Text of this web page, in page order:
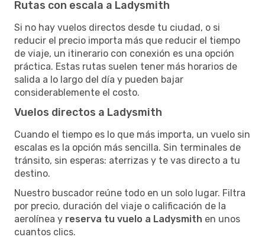
Rutas con escala a Ladysmith
Si no hay vuelos directos desde tu ciudad, o si
reducir el precio importa más que reducir el tiempo
de viaje, un itinerario con conexión es una opción
práctica. Estas rutas suelen tener más horarios de
salida a lo largo del día y pueden bajar
considerablemente el costo.
Vuelos directos a Ladysmith
Cuando el tiempo es lo que más importa, un vuelo sin
escalas es la opción más sencilla. Sin terminales de
tránsito, sin esperas: aterrizas y te vas directo a tu
destino.
Nuestro buscador reúne todo en un solo lugar. Filtra
por precio, duración del viaje o calificación de la
aerolínea y reserva tu vuelo a Ladysmith en unos
cuantos clics.